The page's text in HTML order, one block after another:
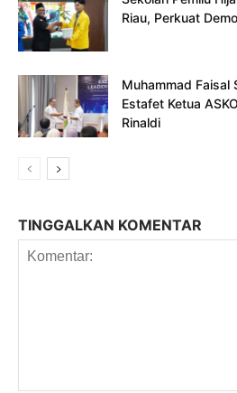
Riau, Perkuat
Muhammad Faisal
Estafet Ketua
Rinaldi
TINGGALKAN KOMENTAR